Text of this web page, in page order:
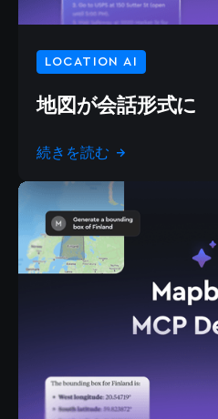
LOCATION AI
地図が会話形式に
続きを読む →